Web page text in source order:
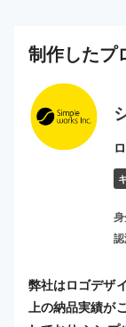
制作したプ
弊社はロゴデザ
上の納品実績が